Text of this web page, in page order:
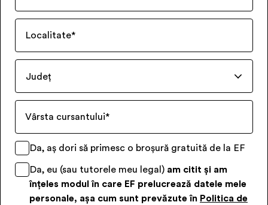
Localitate*
Județ
Vârsta cursantului*
Da, aș dori să primesc o broșură gratuită de la EF
Da, eu (sau tutorele meu legal) am citit și am
înțeles modul în care EF prelucrează datele mele
personale, așa cum sunt prevăzute în Politica de